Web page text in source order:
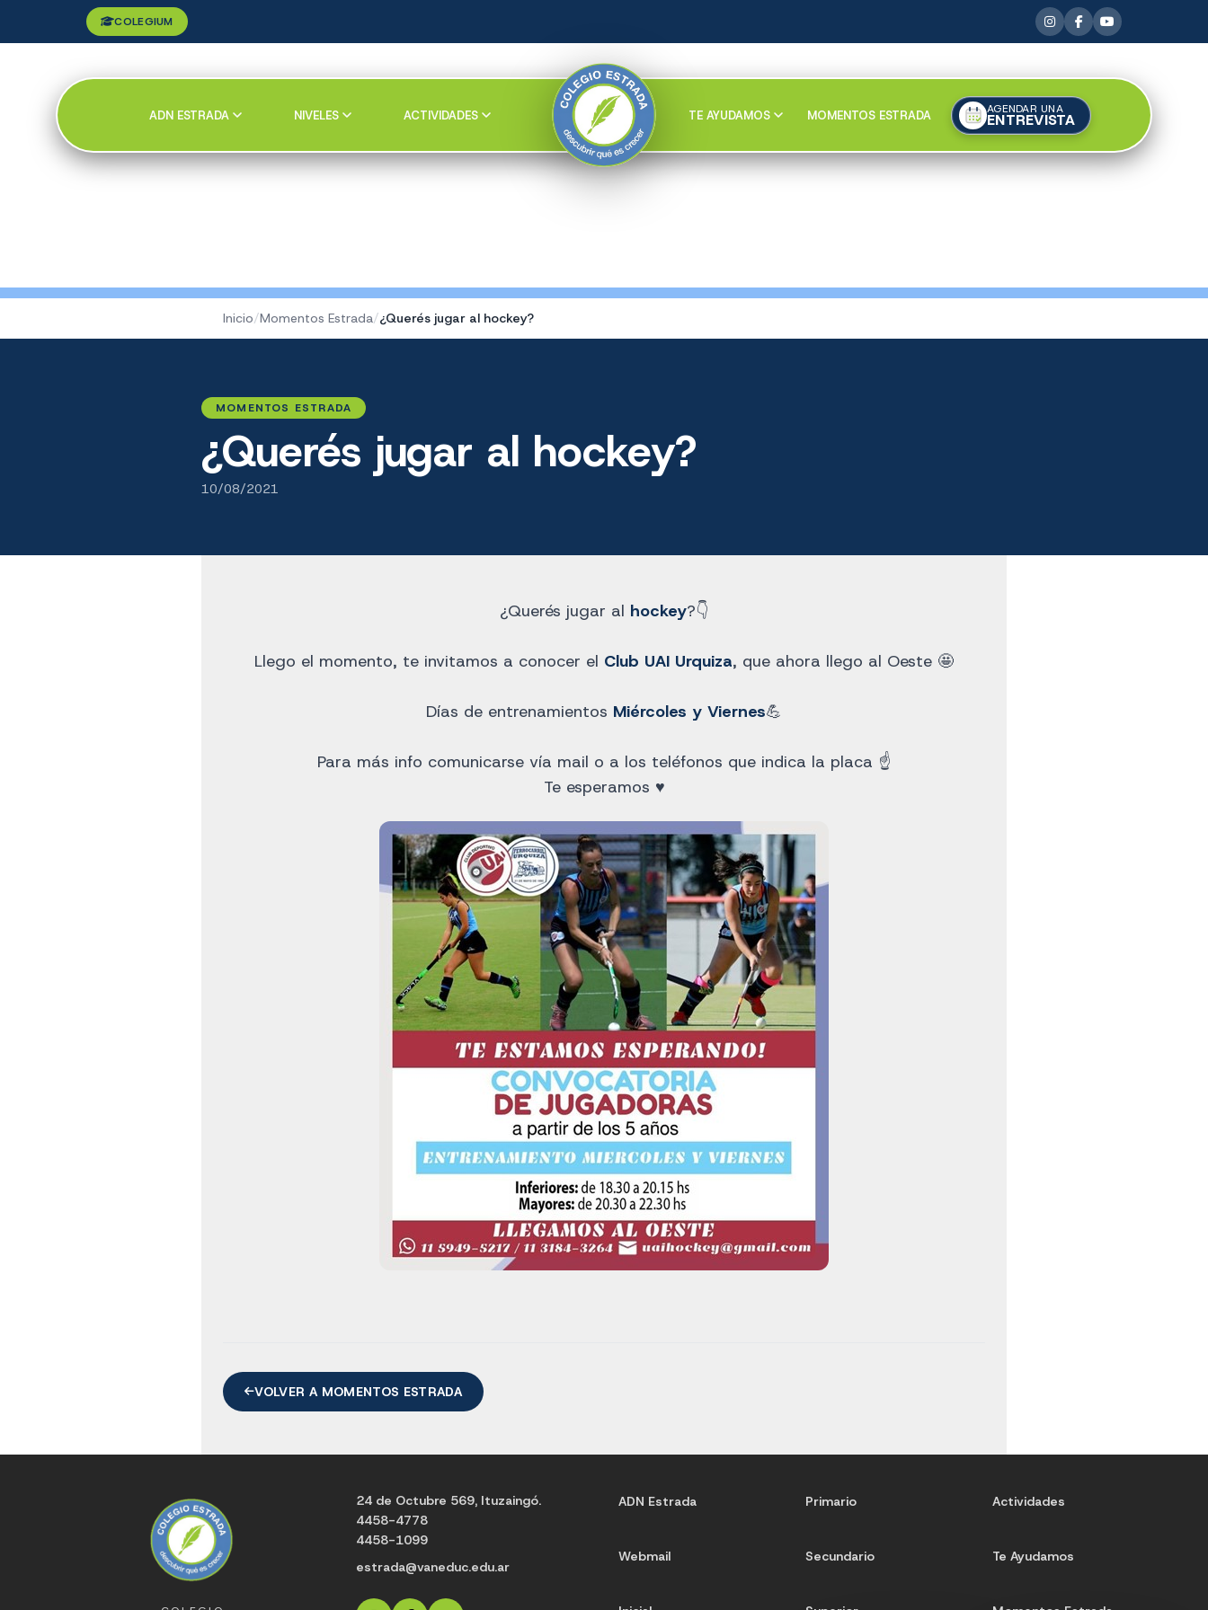
COLEGIUM
ADN ESTRADA NIVELES ACTIVIDADES TE AYUDAMOS MOMENTOS ESTRADA AGENDAR UNA
ENTREVISTA
Inicio/Momentos Estrada/¿Querés jugar al hockey?
MOMENTOS ESTRADA
¿Querés jugar al hockey?
10/08/2021
¿Querés jugar al hockey?👇
Llego el momento, te invitamos a conocer el Club UAI Urquiza, que ahora llego al Oeste 🤩
Días de entrenamientos Miércoles y Viernes💪
Para más info comunicarse vía mail o a los teléfonos que indica la placa ☝️
Te esperamos ♥️
VOLVER A MOMENTOS ESTRADA
24 de Octubre 569, Ituzaingó.
4458-4778
4458-1099
estrada@vaneduc.edu.ar
ADN Estrada
Webmail
Primario
Secundario
Actividades
Te Ayudamos